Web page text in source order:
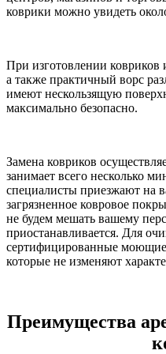
коврики можно увидеть
При изготовлении ковриков
а также практичный ворс
имеют нескользящую
максимально безопасно.
Замена ковриков
занимает всего несколько
специалисты приезжают на
загрязненное ковровое
не будем мешать вашему
приостанавливается. Для
сертифицированные моющие
которые не изменяют
Преимущества